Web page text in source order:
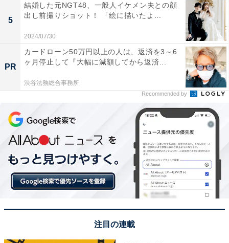
5
結婚した元NGT48、一般人イケメン夫との顔
出し前撮りショット！ 「絵に描いたよ...
2024/07/30
PR
カードローン50万円以上の人は、返済を3～6
ヶ月停止して『大幅に減額してから返済...
渋谷法務総合事務所
Recommended by
注目の連載